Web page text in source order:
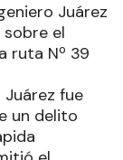
Juárez
el
ruta Nº 39
Juárez fue
un delito